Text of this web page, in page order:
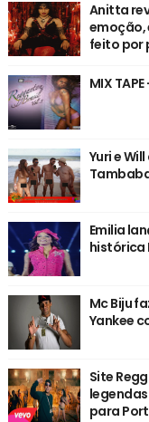
Anitta
emoção,
feito por
MIX
Yuri e
Emilia
histórica
Mc Biju
Yankee
Site
para